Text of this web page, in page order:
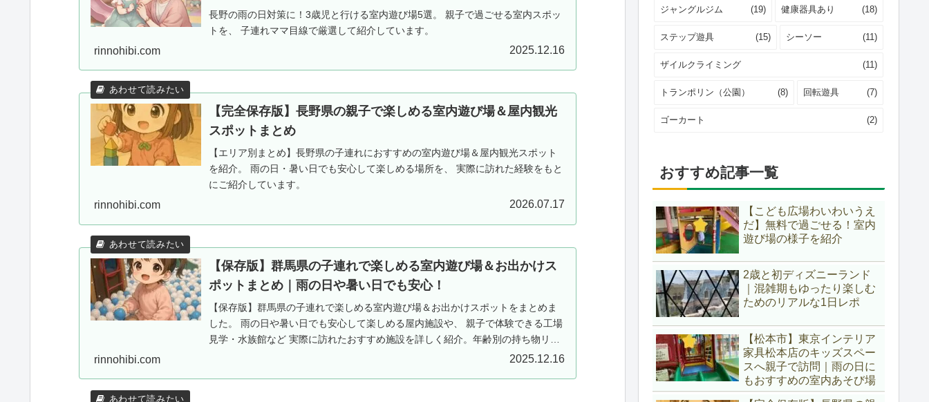
長野の雨の日対策に！3歳児と行ける室内遊び場5選。 親子で過ごせる室内スポッ
トを、 子連れママ目線で厳選して紹介しています。
rinnohibi.com 2025.12.16
【完全保存版】長野県の親子で楽しめる室内遊び場＆屋内観光
スポットまとめ
【エリア別まとめ】長野県の子連れにおすすめの室内遊び場＆屋内観光スポット
を紹介。 雨の日・暑い日でも安心して楽しめる場所を、 実際に訪れた経験をもと
にご紹介しています。
rinnohibi.com 2026.07.17
【保存版】群馬県の子連れで楽しめる室内遊び場＆お出かけス
ポットまとめ｜雨の日や暑い日でも安心！
【保存版】群馬県の子連れで楽しめる室内遊び場＆お出かけスポットをまとめま
した。 雨の日や暑い日でも安心して楽しめる屋内施設や、 親子で体験できる工場
見学・水族館など 実際に訪れたおすすめ施設を詳しく紹介。年齢別の持ち物リス
rinnohibi.com 2025.12.16
ジャングルジム (19) 健康器具あり (18)
ステップ遊具 (15) シーソー (11)
ザイルクライミング (11)
トランポリン（公園） (8) 回転遊具 (7)
ゴーカート (2)
おすすめ記事一覧
【こども広場わいわいうえ
だ】無料で過ごせる！室内
遊び場の様子を紹介
2歳と初ディズニーランド
｜混雑期もゆったり楽しむ
ためのリアルな1日レポ
【松本市】東京インテリア
家具松本店のキッズスペー
スへ親子で訪問｜雨の日に
もおすすめの室内あそび場